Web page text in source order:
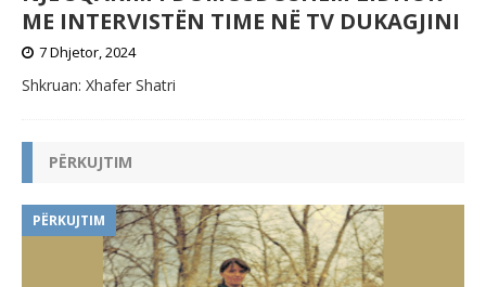
ME INTERVISTËN TIME NË TV DUKAGJINI
7 Dhjetor, 2024
Shkruan: Xhafer Shatri
PËRKUJTIM
PËRKUJTIM